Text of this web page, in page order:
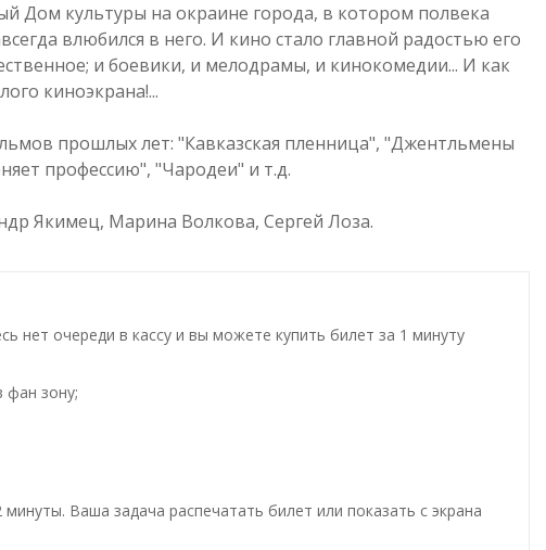
Дом культуры на окраине города, в котором полвека
влюбился в него. И кино стало главной радостью его
и боевики, и мелодрамы, и кинокомедии... И как
киноэкрана!...
прошлых лет: "Кавказская пленница", "Джентльмены
профессию", "Чародеи" и т.д.
Якимец, Марина Волкова, Сергей Лоза.
нет очереди в кассу и вы можете купить билет за 1 минуту
фан зону;
Ваша задача распечатать билет или показать с экрана